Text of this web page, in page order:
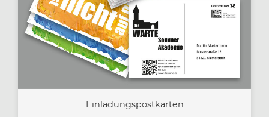
Einladungspostkarten